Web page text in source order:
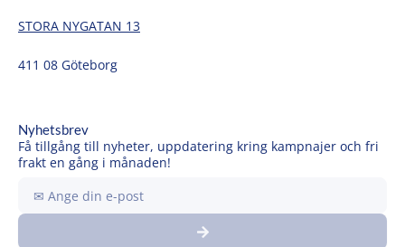
STORA NYGATAN 13
411 08 Göteborg
Nyhetsbrev
Få tillgång till nyheter, uppdatering kring kampnajer och fri
frakt en gång i månaden!
din
e-
Submit